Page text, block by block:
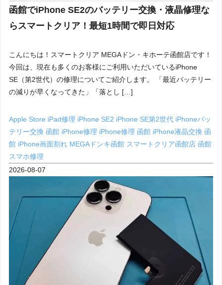
函館でiPhone SE2のバッテリー交換・液晶修理な
らスマートクリア！最短1時間で即日対応
こんにちは！スマートクリア MEGAドン・キホーテ函館店です！
今回は、現在も多くのお客様にご利用いただいているiPhone
SE（第2世代）の修理についてご紹介します。 「最近バッテリー
の減りが早くなってきた」「落とし […]
Apple Store iPad修理 iPhone SE2 iPhone SE第2世代 iPhoneバッ
テリー交換 函館 iPhone修理 iPhone修理 函館 iPhone液晶交換 函
館 iPhone画面割れ MEGAドンキ函館 スマートクリア函館店 函館
スマホ修理
2026-08-07